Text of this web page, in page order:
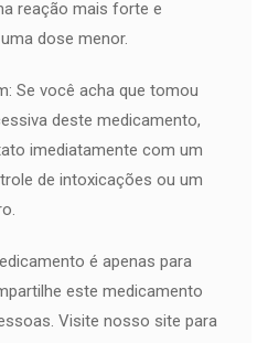
reação mais forte e
dose menor.
Se você acha que tomou
deste medicamento,
imediatamente com um
de intoxicações ou um
é apenas para
este medicamento
Visite nosso site para